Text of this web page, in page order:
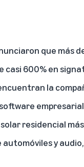
que más
600% en
la
residencial
y audio,